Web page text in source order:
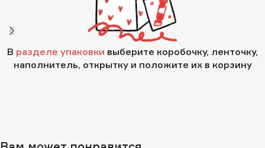
В разделе упаковки выберите коробочку, ленточку,
наполнитель, открытку и положите их в корзину